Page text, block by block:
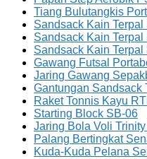
Tiang Bulutangkis
Sandsack Kain Terpal
Sandsack Kain Terpal
Sandsack Kain
Gawang Futsal
Jaring Gawang
Gantungan Sandsack
Raket Tonnis Kayu
Starting Block SB-06
Jaring Bola Voli
Palang Bertingkat
Kuda-Kuda Pelana